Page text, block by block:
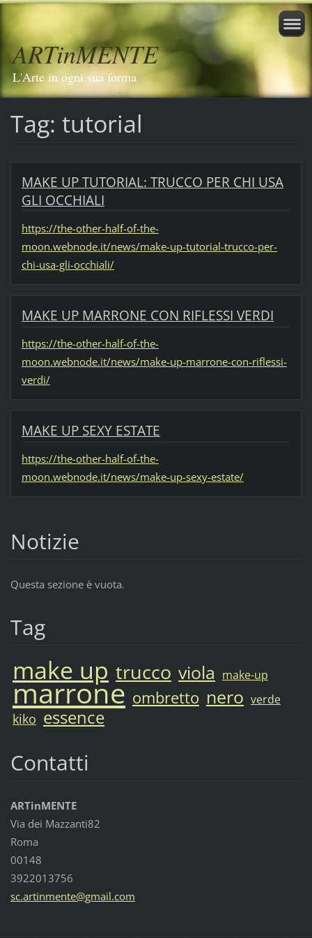
ARTinMENTE
L'Arte in ogni sua forma
Tag: tutorial
MAKE UP TUTORIAL: TRUCCO PER CHI USA
GLI OCCHIALI
https://the-other-half-of-the-
moon.webnode.it/news/make-up-tutorial-trucco-per-
chi-usa-gli-occhiali/
MAKE UP MARRONE CON RIFLESSI VERDI
https://the-other-half-of-the-
moon.webnode.it/news/make-up-marrone-con-riflessi-
verdi/
MAKE UP SEXY ESTATE
https://the-other-half-of-the-
moon.webnode.it/news/make-up-sexy-estate/
Notizie
Questa sezione è vuota.
Tag
make up trucco viola make-up
marrone ombretto nero verde
kiko essence
Contatti
ARTinMENTE
Via dei Mazzanti82
Roma
00148
3922013756
sc.artinmente@gmail.com